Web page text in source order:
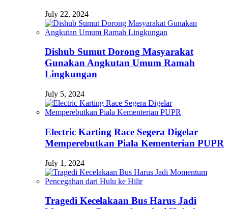
July 22, 2024
Dishub Sumut Dorong Masyarakat
Gunakan Angkutan Umum Ramah
Lingkungan
July 5, 2024
Electric Karting Race Segera Digelar
Memperebutkan Piala Kementerian PUPR
July 1, 2024
Tragedi Kecelakaan Bus Harus Jadi